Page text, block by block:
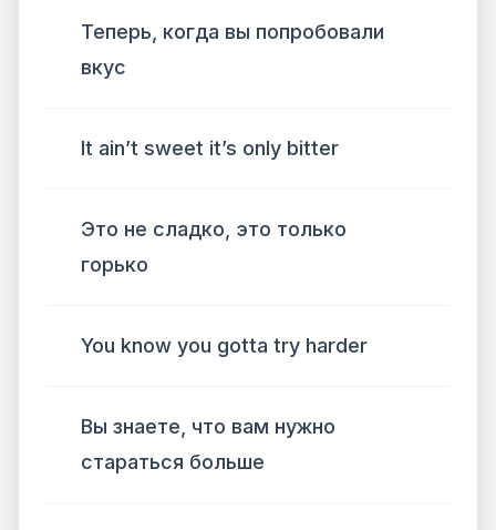
Теперь, когда вы попробовали
вкус
It ain’t sweet it’s only bitter
Это не сладко, это только
горько
You know you gotta try harder
Вы знаете, что вам нужно
стараться больше